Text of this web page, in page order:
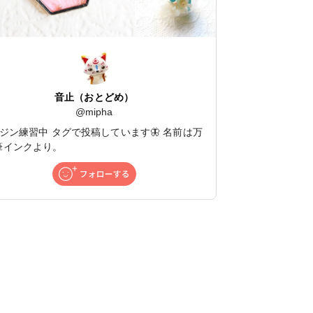
音止（おとどめ）
@mipha
ン練習中 タグで投稿しています🦋 名前は万
ンクより。